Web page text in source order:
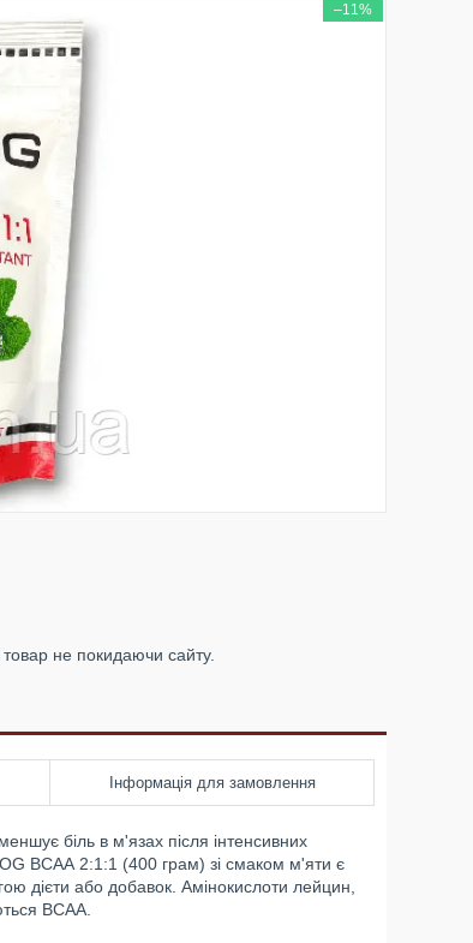
–11%
не покидаючи сайту.
Інформація для замовлення
біль в м'язах після інтенсивних
ВСАА 2:1:1 (400 грам) зі смаком м'яти є
дієти або добавок. Амінокислоти лейцин,
BCAA.